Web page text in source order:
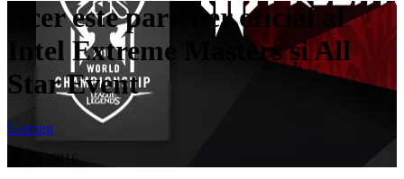
Acer este partener oficial al
Intel Extreme Masters și All
Star Event
Gaming
30 oct. 2016